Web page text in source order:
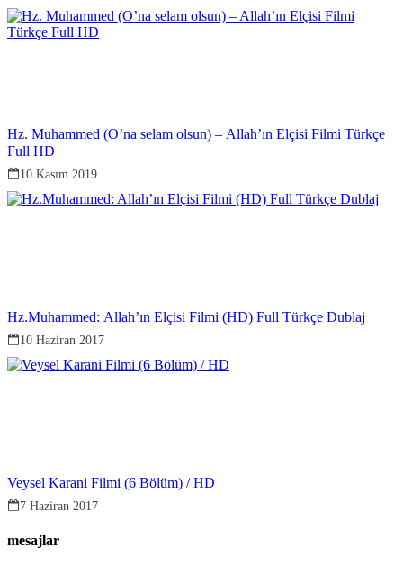
Hz. Muhammed (O’na selam olsun) – Allah’ın Elçisi Filmi Türkçe
Full HD
10 Kasım 2019
Hz.Muhammed: Allah’ın Elçisi Filmi (HD) Full Türkçe Dublaj
10 Haziran 2017
Veysel Karani Filmi (6 Bölüm) / HD
7 Haziran 2017
mesajlar